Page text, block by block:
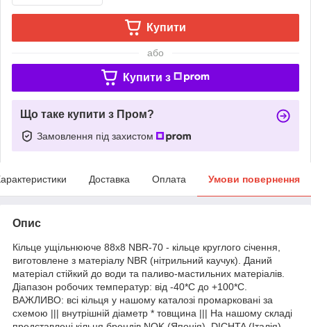
Купити
або
Купити з
Що таке купити з Пром?
Замовлення під захистом
Доставка Оплата Умови повернення
Опис
Кільце ущільнююче 88х8 NBR-70 - кільце круглого січення,
виготовлене з матеріалу NBR (нітрильний каучук). Даний
матеріал стійкий до води та паливо-мастильних матеріалів.
Діапазон робочих температур: від -40*С до +100*С.
ВАЖЛИВО: всі кільця у нашому каталозі промарковані за
схемою ||| внутрішній діаметр * товщина ||| На нашому складі